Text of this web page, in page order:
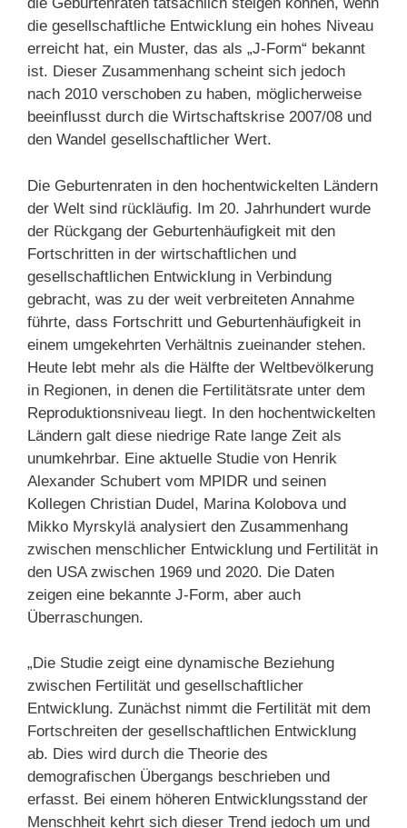
die gesellschaftliche Entwicklung ein hohes Niveau
erreicht hat, ein Muster, das als „J-Form“ bekannt
ist. Dieser Zusammenhang scheint sich jedoch
nach 2010 verschoben zu haben, möglicherweise
beeinflusst durch die Wirtschaftskrise 2007/08 und
den Wandel gesellschaftlicher Wert.
Die Geburtenraten in den hochentwickelten Ländern
der Welt sind rückläufig. Im 20. Jahrhundert wurde
der Rückgang der Geburtenhäufigkeit mit den
Fortschritten in der wirtschaftlichen und
gesellschaftlichen Entwicklung in Verbindung
gebracht, was zu der weit verbreiteten Annahme
führte, dass Fortschritt und Geburtenhäufigkeit in
einem umgekehrten Verhältnis zueinander stehen.
Heute lebt mehr als die Hälfte der Weltbevölkerung
in Regionen, in denen die Fertilitätsrate unter dem
Reproduktionsniveau liegt. In den hochentwickelten
Ländern galt diese niedrige Rate lange Zeit als
unumkehrbar. Eine aktuelle Studie von Henrik
Alexander Schubert vom MPIDR und seinen
Kollegen Christian Dudel, Marina Kolobova und
Mikko Myrskylä analysiert den Zusammenhang
zwischen menschlicher Entwicklung und Fertilität in
den USA zwischen 1969 und 2020. Die Daten
zeigen eine bekannte J-Form, aber auch
Überraschungen.
„Die Studie zeigt eine dynamische Beziehung
zwischen Fertilität und gesellschaftlicher
Entwicklung. Zunächst nimmt die Fertilität mit dem
Fortschreiten der gesellschaftlichen Entwicklung
ab. Dies wird durch die Theorie des
demografischen Übergangs beschrieben und
erfasst. Bei einem höheren Entwicklungsstand der
Menschheit kehrt sich dieser Trend jedoch um und